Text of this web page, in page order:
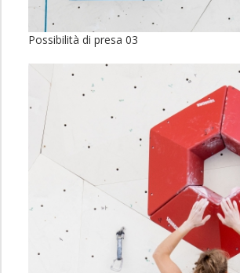
Possibilità di presa 03